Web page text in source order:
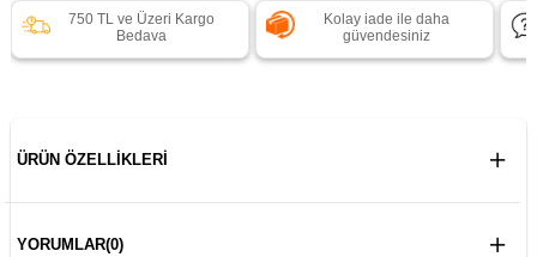
750 TL ve Üzeri Kargo
Bedava
Kolay iade ile daha
güvendesiniz
ÜRÜN ÖZELLIKLERI
YORUMLAR(0)